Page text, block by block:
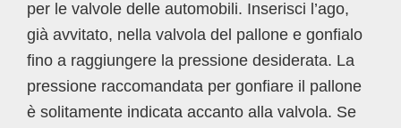
per le valvole delle automobili. Inserisci l’ago,
già avvitato, nella valvola del pallone e gonfialo
fino a raggiungere la pressione desiderata. La
pressione raccomandata per gonfiare il pallone
è solitamente indicata accanto alla valvola. Se